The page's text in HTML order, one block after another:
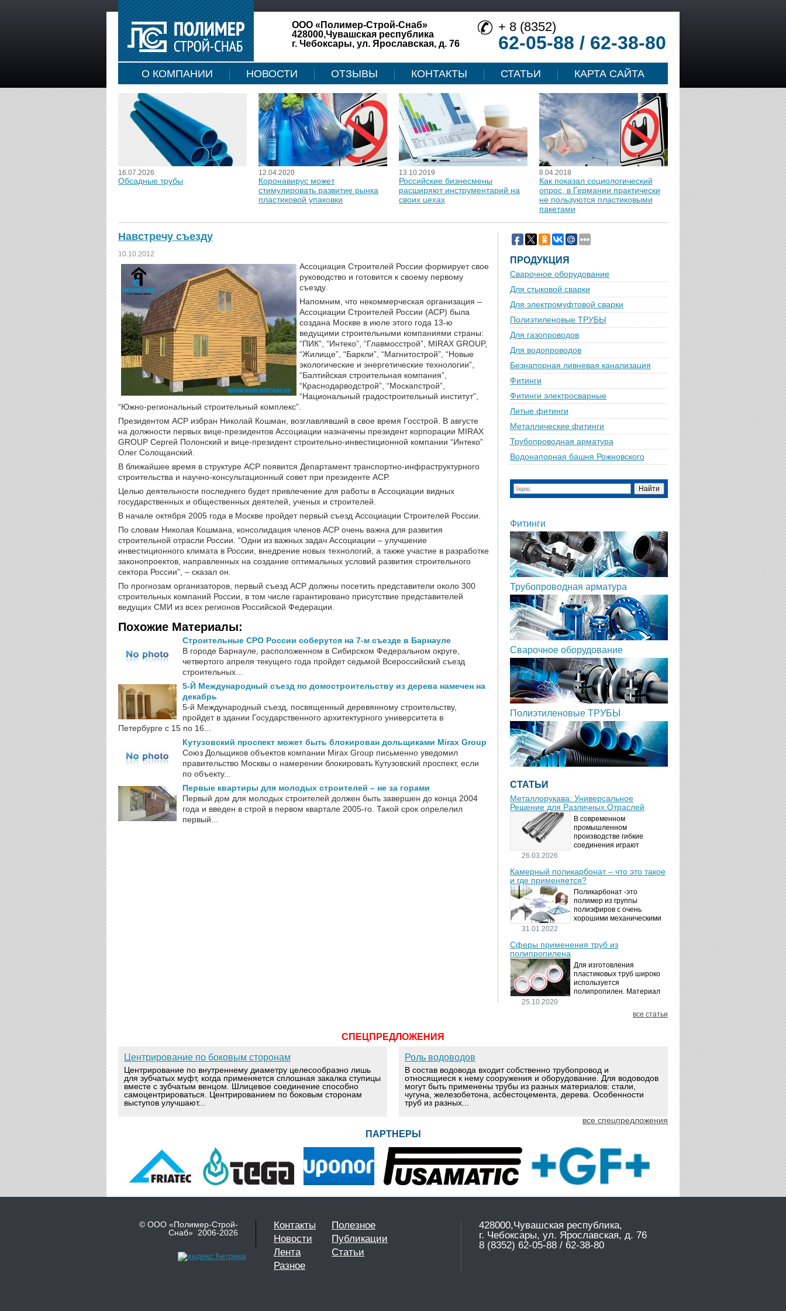
ООО «Полимер-Строй-Снаб»
428000,Чувашская республика
г. Чебоксары, ул. Ярославская, д. 76
+ 8 (8352)
62-05-88 / 62-38-80
О КОМПАНИИ НОВОСТИ ОТЗЫВЫ КОНТАКТЫ СТАТЬИ КАРТА САЙТА
16.07.2026
Обсадные трубы
12.04.2020
Коронавирус может
стимулировать развитие рынка
пластиковой упаковки
13.10.2019
Российские бизнесмены
расширяют инструментарий на
своих цехах
8.04.2018
Как показал социологический
опрос, в Германии практически
не пользуются пластиковыми
пакетами
Навстречу съезду
10.10.2012
Ассоциация Строителей России формирует свое
руководство и готовится к своему первому
съезду.
Напомним, что некоммерческая организация –
Ассоциации Строителей России (АСР) была
создана Москве в июле этого года 13-ю
ведущими строительными компаниями страны:
“ПИК”, “Интеко”, “Главмосстрой”, MIRAX GROUP,
“Жилище”, “Баркли”, “Магнитострой”, “Новые
экологические и энергетические технологии”,
“Балтийская строительная компания”,
“Краснодарводстрой”, “Москапстрой”,
“Национальный градостроительный институт”,
“Южно-региональный строительный комплекс”.
Президентом АСР избран Николай Кошман, возглавлявший в свое время Госстрой. В августе
на должности первых вице-президентов Ассоциации назначены президент корпорации MIRAX
GROUP Сергей Полонский и вице-президент строительно-инвестиционной компании “Интеко”
Олег Солощанский.
В ближайшее время в структуре АСР появится Департамент транспортно-инфраструктурного
строительства и научно-консультационный совет при президенте АСР.
Целью деятельности последнего будет привлечение для работы в Ассоциации видных
государственных и общественных деятелей, ученых и строителей.
В начале октября 2005 года в Москве пройдет первый съезд Ассоциации Строителей России.
По словам Николая Кошмана, консолидация членов АСР очень важна для развития
строительной отрасли России. “Одни из важных задач Ассоциации – улучшение
инвестиционного климата в России, внедрение новых технологий, а также участие в разработке
законопроектов, направленных на создание оптимальных условий развития строительного
сектора России”, – сказал он.
По прогнозам организаторов, первый съезд АСР должны посетить представители около 300
строительных компаний России, в том числе гарантировано присутствие представителей
ведущих СМИ из всех регионов Российской Федерации.
Похожие Материалы:
Строительные СРО России соберутся на 7-м съезде в Барнауле
В городе Барнауле, расположенном в Сибирском Федеральном округе,
четвертого апреля текущего года пройдет седьмой Всероссийский съезд
строительных...
5-Й Международный съезд по домостроительству из дерева намечен на
декабрь
5-й Международный съезд, посвященный деревянному строительству,
пройдет в здании Государственного архитектурного университета в
Петербурге с 15 по 16...
Кутузовский проспект может быть блокирован дольщиками Mirax Group
Союз Дольщиков объектов компании Mirax Group письменно уведомил
правительство Москвы о намерении блокировать Кутузовский проспект, если
по объекту...
Первые квартиры для молодых строителей – не за горами
Первый дом для молодых строителей должен быть завершен до конца 2004
года и введен в строй в первом квартале 2005-го. Такой срок опрелелил
первый...
ПРОДУКЦИЯ
Сварочное оборудование
Для стыковой сварки
Для электромуфтовой сварки
Полиэтиленовые ТРУБЫ
Для газопроводов
Для водопроводов
Безнапорная ливневая канализация
Фитинги
Фитинги электросварные
Литые фитинги
Металлические фитинги
Трубопроводная арматура
Водонапорная башня Рожновского
Фитинги
Трубопроводная арматура
Сварочное оборудование
Полиэтиленовые ТРУБЫ
СТАТЬИ
Металлорукава: Универсальное
Решение для Различных Отраслей
26.03.2026
В современном
промышленном
производстве гибкие
соединения играют
безопасности
технологических процессов.
Металлорукава
представляют собой
универсальные...
Камерный поликарбонат – что это такое
и где применяется?
31.01.2022
Поликарбонат -это
полимер из группы
полиэфиров с очень
хорошими механическими
аморфный, с хорошей
высокой прозрачностью
материал идеально
подходит для...
Сферы применения труб из
полипропилена
25.10.2020
Для изготовления
пластиковых труб широко
используется
полипропилен. Материал
невосприимчив к коррозии,
все статьи
СПЕЦПРЕДЛОЖЕНИЯ
Центрирование по боковым сторонам
Центрирование по внутреннему диаметру целесообразно лишь
для зубчатых муфт, когда применяется сплошная закалка ступицы
вместе с зубчатым венцом. Шлицевое соединение способно
самоцентрироваться. Центрированием по боковым сторонам
выступов улучшают...
Роль водоводов
В состав водовода входит собственно трубопровод и
относящиеся к нему сооружения и оборудование. Для водоводов
могут быть применены трубы из разных материалов: стали,
чугуна, железобетона, асбестоцемента, дерева. Особенности
труб из разных...
все спецпредложения
ПАРТНЕРЫ
© ООО «Полимер-Строй-
Снаб» 2006-2026
Контакты
Новости
Лента
Полезное
Публикации
Статьи
Разное
428000,Чувашская республика,
г. Чебоксары, ул. Ярославская, д. 76
8 (8352) 62-05-88 / 62-38-80